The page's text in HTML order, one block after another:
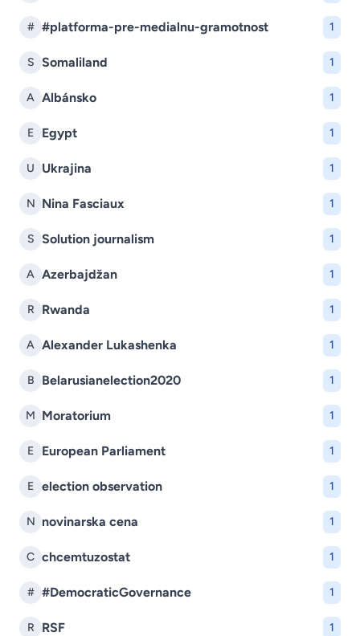
# #platforma-pre-medialnu-gramotnost 1
S Somaliland 1
A Albánsko 1
E Egypt 1
U Ukrajina 1
N Nina Fasciaux 1
S Solution journalism 1
A Azerbajdžan 1
R Rwanda 1
A Alexander Lukashenka 1
B Belarusianelection2020 1
M Moratorium 1
E European Parliament 1
E election observation 1
N novinarska cena 1
C chcemtuzostat 1
# #DemocraticGovernance 1
R RSF 1